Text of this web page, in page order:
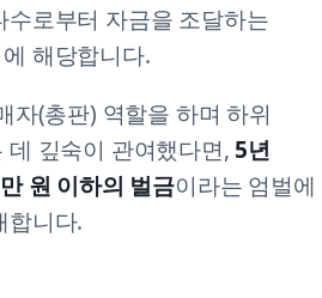
로부터 자금을 조달하는
해당합니다.
자(총판) 역할을 하며 하위
깊숙이 관여했다면, 5년
원 이하의 벌금이라는 엄벌에
합니다.